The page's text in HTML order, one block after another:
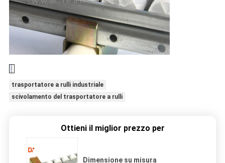
trasportatore a rulli industriale
scivolamento del trasportatore a rulli
Ottieni il miglior prezzo per
Dimensione su misura